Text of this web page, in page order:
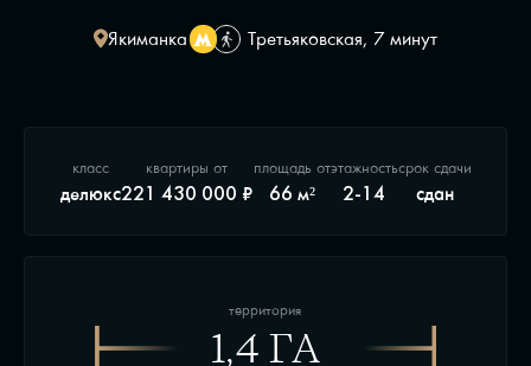
Якиманка Третьяковская, 7 минут
класс
делюкс
квартиры от
221 430 000 ₽
площадь от
66 м²
этажность
2-14
срок сдачи
сдан
территория
1,4 ГА